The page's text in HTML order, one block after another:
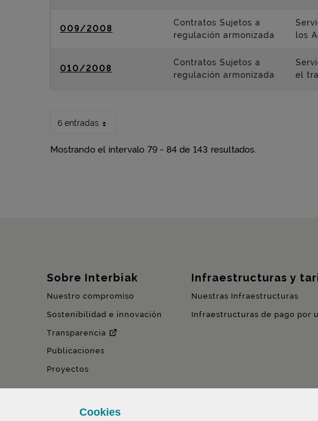
009/2008
Contratos Sujetos a
regulación armonizada
los
010/2008
Contratos Sujetos a
regulación armonizada
el
6 entradas
Mostrando el intervalo 79 - 84 de 143 resultados.
Mapa del sitio
Sobre Interbiak
Nuestro compromiso
Sostenibilidad e innovación
Transparencia
Publicaciones
Proyectos
Infraestructuras y
Nuestras Infraestructuras
Infraestructuras de pago por
Cookies